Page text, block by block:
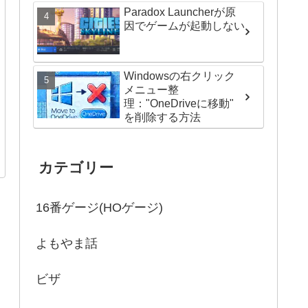
Paradox Launcherが原
因でゲームが起動しない
Windowsの右クリック
メニュー整
理："OneDriveに移動"
を削除する方法
カテゴリー
16番ゲージ(HOゲージ)
よもやま話
ビザ